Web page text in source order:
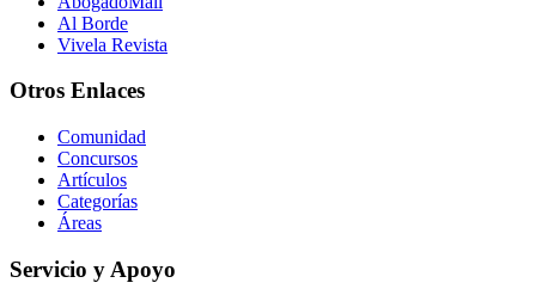
Al Borde
Vivela Revista
Otros Enlaces
Comunidad
Concursos
Artículos
Categorías
Áreas
Servicio y Apoyo